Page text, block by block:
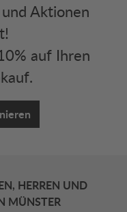
Aktionen
auf Ihren
HERREN UND
MÜNSTER